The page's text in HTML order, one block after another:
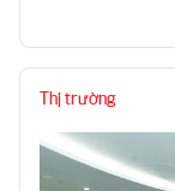
Thị trường